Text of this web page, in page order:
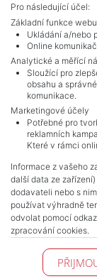
Pro následující účel:
Základní funkce webu
Ukládání a/nebo
Online
Analytické a měřící
Sloužící pro
obsahu a
komunikace.
Marketingové účely
Potřebné pro
reklamních
Které v rámci
Informace z vašeho
další data ze
dodavateli nebo s
používat výhradně
odvolat pomocí
zpracování cookies.